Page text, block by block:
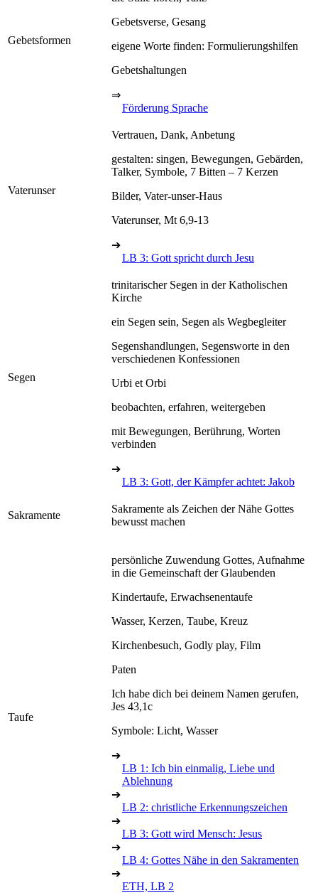
Gebetsformen
Gebetsverse, Gesang
eigene Worte finden: Formulierungshilfen
Gebetshaltungen
⇒
Förderung Sprache
Vaterunser
Vertrauen, Dank, Anbetung
gestalten: singen, Bewegungen, Gebärden,
Talker, Symbole, 7 Bitten – 7 Kerzen
Bilder, Vater-unser-Haus
Vaterunser, Mt 6,9-13
➔
LB 3: Gott spricht durch Jesu
Segen
trinitarischer Segen in der Katholischen
Kirche
ein Segen sein, Segen als Wegbegleiter
Segenshandlungen, Segensworte in den
verschiedenen Konfessionen
Urbi et Orbi
beobachten, erfahren, weitergeben
mit Bewegungen, Berührung, Worten
verbinden
➔
LB 3: Gott, der Kämpfer achtet: Jakob
Sakramente
Sakramente als Zeichen der Nähe Gottes
bewusst machen
Taufe
persönliche Zuwendung Gottes, Aufnahme
in die Gemeinschaft der Glaubenden
Kindertaufe, Erwachsenentaufe
Wasser, Kerzen, Taube, Kreuz
Kirchenbesuch, Godly play, Film
Paten
Ich habe dich bei deinem Namen gerufen,
Jes 43,1c
Symbole: Licht, Wasser
➔
LB 1: Ich bin einmalig, Liebe und
Ablehnung
➔
LB 2: christliche Erkennungszeichen
➔
LB 3: Gott wird Mensch: Jesus
➔
LB 4: Gottes Nähe in den Sakramenten
➔
ETH, LB 2